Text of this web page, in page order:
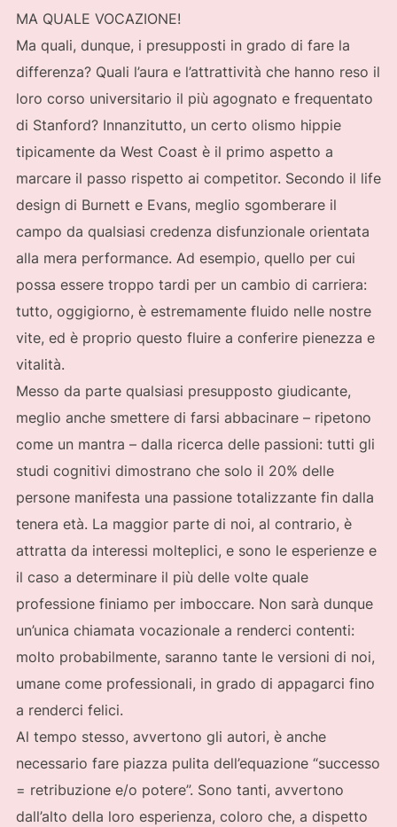
MA QUALE VOCAZIONE!
Ma quali, dunque, i presupposti in grado di fare la
differenza? Quali l’aura e l’attrattività che hanno reso il
loro corso universitario il più agognato e frequentato
di Stanford? Innanzitutto, un certo olismo hippie
tipicamente da West Coast è il primo aspetto a
marcare il passo rispetto ai competitor. Secondo il life
design di Burnett e Evans, meglio sgomberare il
campo da qualsiasi credenza disfunzionale orientata
alla mera performance. Ad esempio, quello per cui
possa essere troppo tardi per un cambio di carriera:
tutto, oggigiorno, è estremamente fluido nelle nostre
vite, ed è proprio questo fluire a conferire pienezza e
vitalità.
Messo da parte qualsiasi presupposto giudicante,
meglio anche smettere di farsi abbacinare – ripetono
come un mantra – dalla ricerca delle passioni: tutti gli
studi cognitivi dimostrano che solo il 20% delle
persone manifesta una passione totalizzante fin dalla
tenera età. La maggior parte di noi, al contrario, è
attratta da interessi molteplici, e sono le esperienze e
il caso a determinare il più delle volte quale
professione finiamo per imboccare. Non sarà dunque
un’unica chiamata vocazionale a renderci contenti:
molto probabilmente, saranno tante le versioni di noi,
umane come professionali, in grado di appagarci fino
a renderci felici.
Al tempo stesso, avvertono gli autori, è anche
necessario fare piazza pulita dell’equazione “successo
= retribuzione e/o potere”. Sono tanti, avvertono
dall’alto della loro esperienza, coloro che, a dispetto